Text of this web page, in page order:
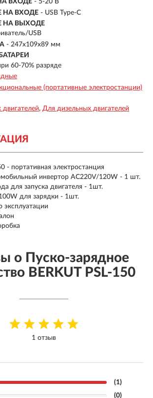
ВХОДЕ - 5-20 В
НА ВХОДЕ - USB Type-C
НА ВЫХОДЕ
USB
- 247x109x89 мм
60-70% разряде
(портативные электростанции)
Для дизельных двигателей
- портативная электростанция
инвертор AC220V/120W - 1 шт.
для запуска двигателя - 1шт.
для зарядки - 1шт.
эксплуатации
о Пуско-зарядное
BERKUT PSL-150
1 отзыв
(1)
(0)